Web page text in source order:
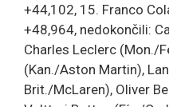
+44,102, 15. Franco
+48,964, nedokončili:
Charles Leclerc (Mon./
(Kan./Aston Martin),
Brit./McLaren), Oliver